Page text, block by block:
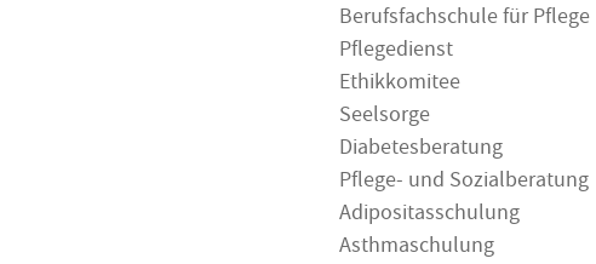
Berufsfachschule für Pflege
Pflegedienst
Ethikkomitee
Seelsorge
Diabetesberatung
Pflege- und Sozialberatung
Adipositasschulung
Asthmaschulung